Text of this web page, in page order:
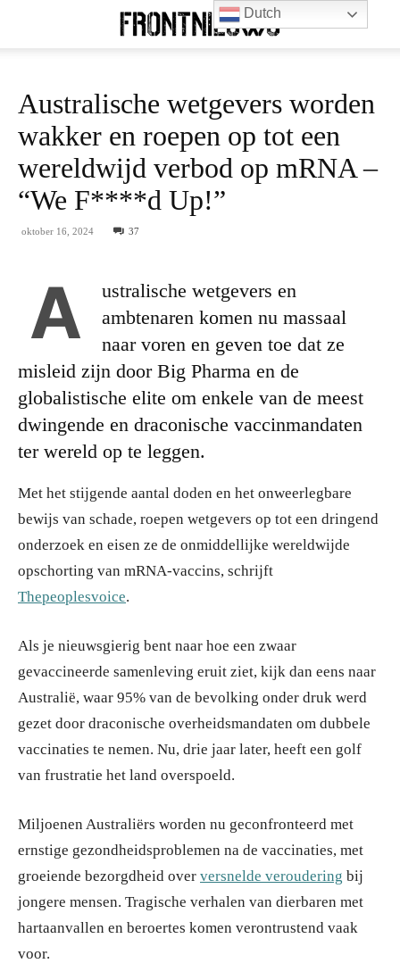
Australische wetgevers worden
wakker en roepen op tot een
wereldwijd verbod op mRNA –
“We F****d Up!”
oktober 16, 2024 37
A
ustralische wetgevers en
ambtenaren komen nu massaal
naar voren en geven toe dat ze
misleid zijn door Big Pharma en de
globalistische elite om enkele van de meest
dwingende en draconische vaccinmandaten
ter wereld op te leggen.
Met het stijgende aantal doden en het onweerlegbare
bewijs van schade, roepen wetgevers op tot een dringend
onderzoek en eisen ze de onmiddellijke wereldwijde
opschorting van mRNA-vaccins, schrijft
Thepeoplesvoice.
Als je nieuwsgierig bent naar hoe een zwaar
gevaccineerde samenleving eruit ziet, kijk dan eens naar
Australië, waar 95% van de bevolking onder druk werd
gezet door draconische overheidsmandaten om dubbele
vaccinaties te nemen. Nu, drie jaar later, heeft een golf
van frustratie het land overspoeld.
Miljoenen Australiërs worden nu geconfronteerd met
ernstige gezondheidsproblemen na de vaccinaties, met
groeiende bezorgdheid over versnelde veroudering bij
jongere mensen. Tragische verhalen van dierbaren met
hartaanvallen en beroertes komen verontrustend vaak
voor.
Dutch